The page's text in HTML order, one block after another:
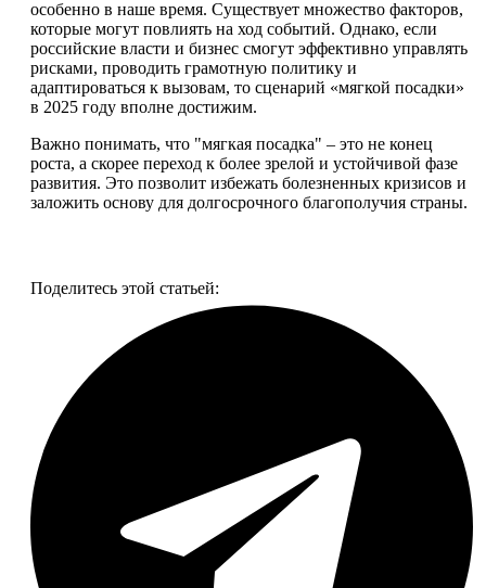
особенно в наше время. Существует множество факторов,
которые могут повлиять на ход событий. Однако, если
российские власти и бизнес смогут эффективно управлять
рисками, проводить грамотную политику и
адаптироваться к вызовам, то сценарий «мягкой посадки»
в 2025 году вполне достижим.
Важно понимать, что "мягкая посадка" – это не конец
роста, а скорее переход к более зрелой и устойчивой фазе
развития. Это позволит избежать болезненных кризисов и
заложить основу для долгосрочного благополучия страны.
Поделитесь этой статьей: